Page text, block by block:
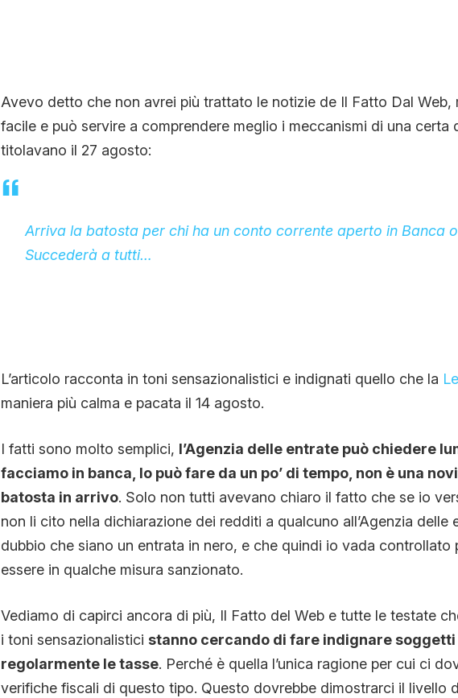
CHI SIAMO
Avevo detto che non avrei più trattato le notizie de Il Fatto Dal Web,
facile e può servire a comprendere meglio i meccanismi di una certa
titolavano il 27 agosto:
Arriva la batosta per chi ha un conto corrente aperto in Banca
Succederà a tutti…
L’articolo racconta in toni sensazionalistici e indignati quello che la
maniera più calma e pacata il 14 agosto.
I fatti sono molto semplici, l’Agenzia delle entrate può chiedere
facciamo in banca, lo può fare da un po’ di tempo, non è una
batosta in arrivo. Solo non tutti avevano chiaro il fatto che se io
non li cito nella dichiarazione dei redditi a qualcuno all’Agenzia delle
dubbio che siano un entrata in nero, e che quindi io vada controllato
essere in qualche misura sanzionato.
Vediamo di capirci ancora di più, Il Fatto del Web e tutte le testate
i toni sensazionalistici stanno cercando di fare indignare soggetti
regolarmente le tasse. Perché è quella l’unica ragione per cui ci
verifiche fiscali di questo tipo. Questo dovrebbe dimostrarci il livello